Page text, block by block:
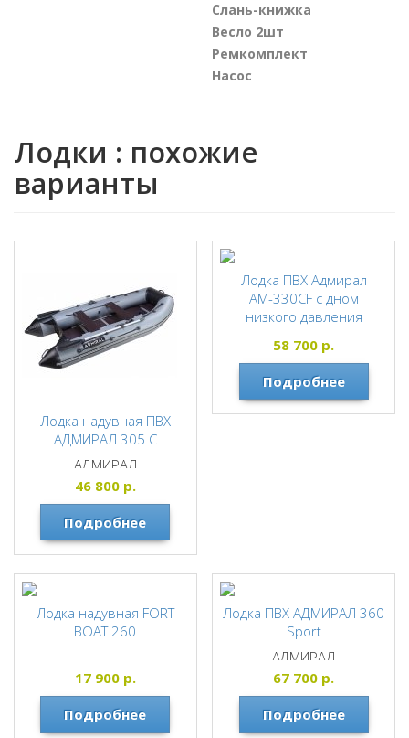
Слань-книжка
Весло 2шт
Ремкомплект
Насос
Лодки : похожие
варианты
Лодка надувная ПВХ
АДМИРАЛ 305 С
АДМИРАЛ
46 800р.
Подробнее
Лодка ПВХ Адмирал
АМ-330CF с дном
низкого давления
АДМИРАЛ
58 700 р.
Подробнее
Лодка надувная FORT
BOAT 260
17 900р.
Подробнее
Лодка ПВХ АДМИРАЛ 360
Sport
АДМИРАЛ
67 700 р.
Подробнее